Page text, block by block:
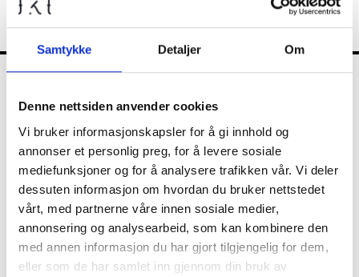
Samtykke Detaljer Om
Denne nettsiden anvender cookies
Vi bruker informasjonskapsler for å gi innhold og
annonser et personlig preg, for å levere sosiale
mediefunksjoner og for å analysere trafikken vår. Vi deler
dessuten informasjon om hvordan du bruker nettstedet
vårt, med partnerne våre innen sosiale medier,
annonsering og analysearbeid, som kan kombinere den
med annen informasjon du har gjort tilgjengelig for dem,
eller som de har samlet inn gjennom din bruk av
FKT
Kontrollutvalget
Nyheter